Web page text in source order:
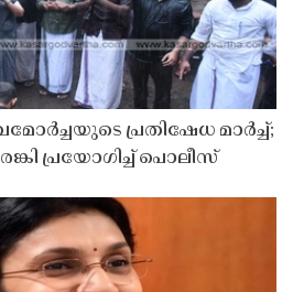
പ്രതിഷേധ മാർച്ച്;
പ്രയോഗിച്ച് പൊലീസ്